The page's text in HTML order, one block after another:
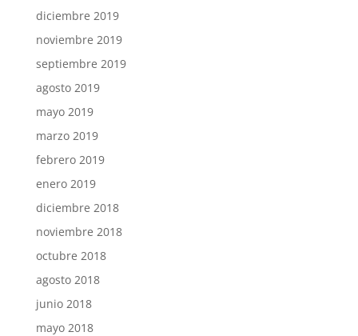
diciembre 2019
noviembre 2019
septiembre 2019
agosto 2019
mayo 2019
marzo 2019
febrero 2019
enero 2019
diciembre 2018
noviembre 2018
octubre 2018
agosto 2018
junio 2018
mayo 2018